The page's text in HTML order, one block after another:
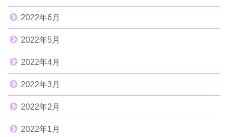
2022年6月
2022年5月
2022年4月
2022年3月
2022年2月
2022年1月